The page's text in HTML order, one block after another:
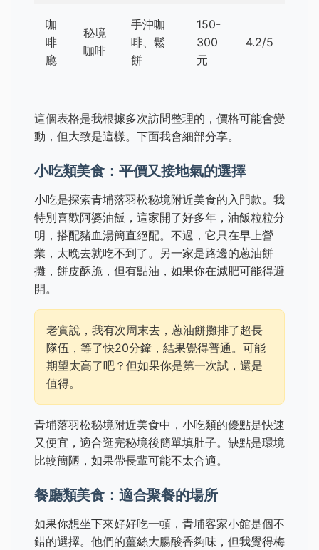
咖
啡
廳
秘境
咖啡
手沖咖
啡、鬆
餅
150-
300
元
4.2/5
這個表格是我根據多次訪問整理的，價格可能會變
動，但大致是這樣。下面我會細部分享。
小吃類美食：平價又接地氣的選擇
小吃是探索青埔落羽松秘境附近美食的入門款。我
特別喜歡阿婆油飯，這家開了好多年，油飯粒粒分
明，搭配豬血湯簡直絕配。不過，它只在早上營
業，太晚去就吃不到了。另一家是路邊的蔥油餅
攤，餅皮酥脆，但有點油，如果你在減肥可能得避
開。
老實說，我有次周末去，蔥油餅攤排了超長
隊伍，等了快20分鐘，結果覺得普通。可能
期望太高了吧？但如果你是第一次試，還是
值得。
青埔落羽松秘境附近美食中，小吃類的優點是快速
又便宜，適合逛完秘境後簡單填肚子。缺點是環境
比較簡陋，如果帶長輩可能不太合適。
餐廳類美食：適合聚餐的場所
如果你想坐下來好好吃一頓，青埔客家小館是個不
錯的選擇。他們的薑絲大腸酸香夠味，但我覺得梅